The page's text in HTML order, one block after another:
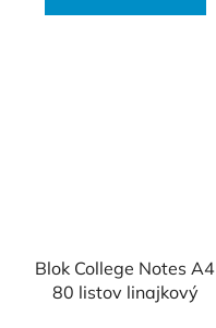
Blok College Notes A4
80 listov linajkový